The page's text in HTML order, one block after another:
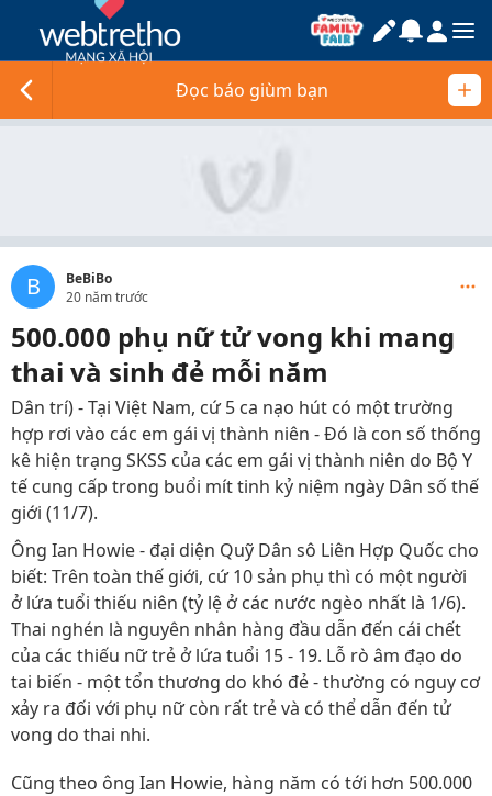
Đọc báo giùm bạn
B
BeBiBo
20 năm trước
500.000 phụ nữ tử vong khi mang
thai và sinh đẻ mỗi năm
Dân trí) - Tại Việt Nam, cứ 5 ca nạo hút có một trường
hợp rơi vào các em gái vị thành niên - Đó là con số thống
kê hiện trạng SKSS của các em gái vị thành niên do Bộ Y
tế cung cấp trong buổi mít tinh kỷ niệm ngày Dân số thế
giới (11/7).
Ông Ian Howie - đại diện Quỹ Dân sô Liên Hợp Quốc cho
biết: Trên toàn thế giới, cứ 10 sản phụ thì có một người
ở lứa tuổi thiếu niên (tỷ lệ ở các nước ngèo nhất là 1/6).
Thai nghén là nguyên nhân hàng đầu dẫn đến cái chết
của các thiếu nữ trẻ ở lứa tuổi 15 - 19. Lỗ rò âm đạo do
tai biến - một tổn thương do khó đẻ - thường có nguy cơ
xảy ra đối với phụ nữ còn rất trẻ và có thể dẫn đến tử
vong do thai nhi.
Cũng theo ông Ian Howie, hàng năm có tới hơn 500.000